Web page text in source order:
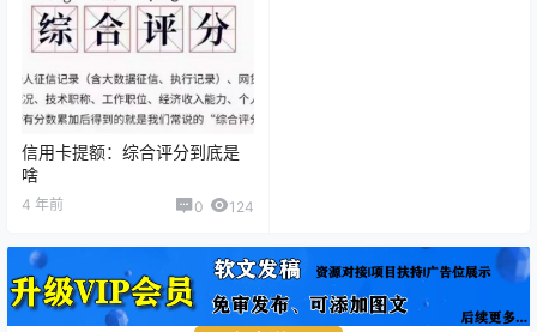
信用卡提额：综合评分到底是
啥
4 年前 0 124